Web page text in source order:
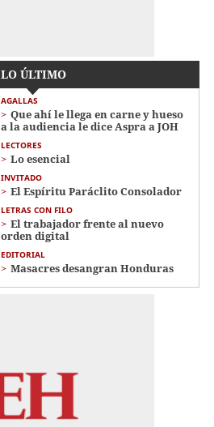
LO ÚLTIMO
AGALLAS
Que ahí le llega en carne y hueso
a la audiencia le dice Aspra a JOH
LECTORES
Lo esencial
INVITADO
El Espíritu Paráclito Consolador
LETRAS CON FILO
El trabajador frente al nuevo
orden digital
EDITORIAL
Masacres desangran Honduras